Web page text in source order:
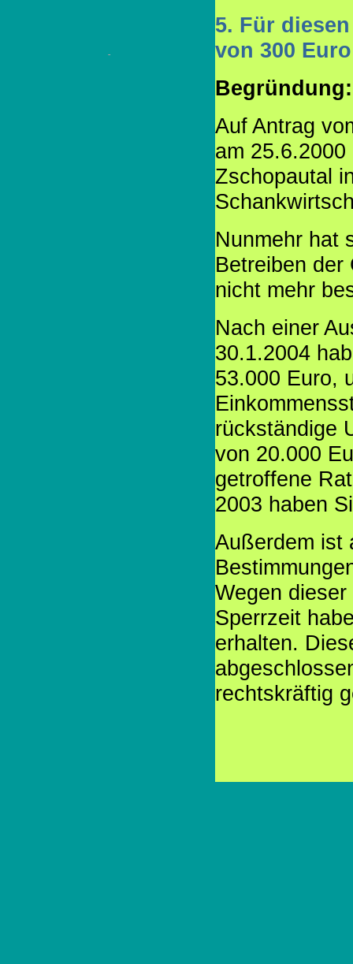
5. Für
von 300
Begründung:
Auf Antrag
am
Zschopautal
Nunmehr hat
Betreiben
nicht mehr
Nach einer
30.1.2004
53.000 Euro,
rückständige
von 20.000
getroffene
2003 haben
Außerdem ist
Wegen
Sperrzeit
erhalten.
rechtskräftig